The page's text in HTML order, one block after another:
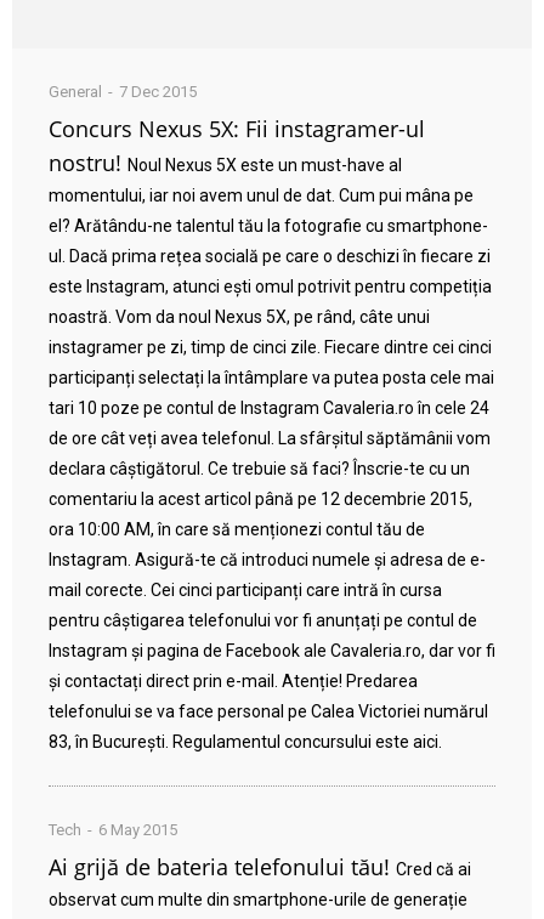
General 7 Dec 2015
Concurs Nexus 5X: Fii instagramer-ul
nostru! Noul Nexus 5X este un must-have al
momentului, iar noi avem unul de dat. Cum pui mâna pe
el? Arătându-ne talentul tău la fotografie cu smartphone-
ul. Dacă prima rețea socială pe care o deschizi în fiecare zi
este Instagram, atunci ești omul potrivit pentru competiția
noastră. Vom da noul Nexus 5X, pe rând, câte unui
instagramer pe zi, timp de cinci zile. Fiecare dintre cei cinci
participanți selectați la întâmplare va putea posta cele mai
tari 10 poze pe contul de Instagram Cavaleria.ro în cele 24
de ore cât veți avea telefonul. La sfârșitul săptămânii vom
declara câștigătorul. Ce trebuie să faci? Înscrie-te cu un
comentariu la acest articol până pe 12 decembrie 2015,
ora 10:00 AM, în care să menționezi contul tău de
Instagram. Asigură-te că introduci numele și adresa de e-
mail corecte. Cei cinci participanți care intră în cursa
pentru câștigarea telefonului vor fi anunțați pe contul de
Instagram și pagina de Facebook ale Cavaleria.ro, dar vor fi
și contactați direct prin e-mail. Atenție! Predarea
telefonului se va face personal pe Calea Victoriei numărul
83, în București. Regulamentul concursului este aici.
Tech 6 May 2015
Ai grijă de bateria telefonului tău! Cred că ai
observat cum multe din smartphone-urile de generație